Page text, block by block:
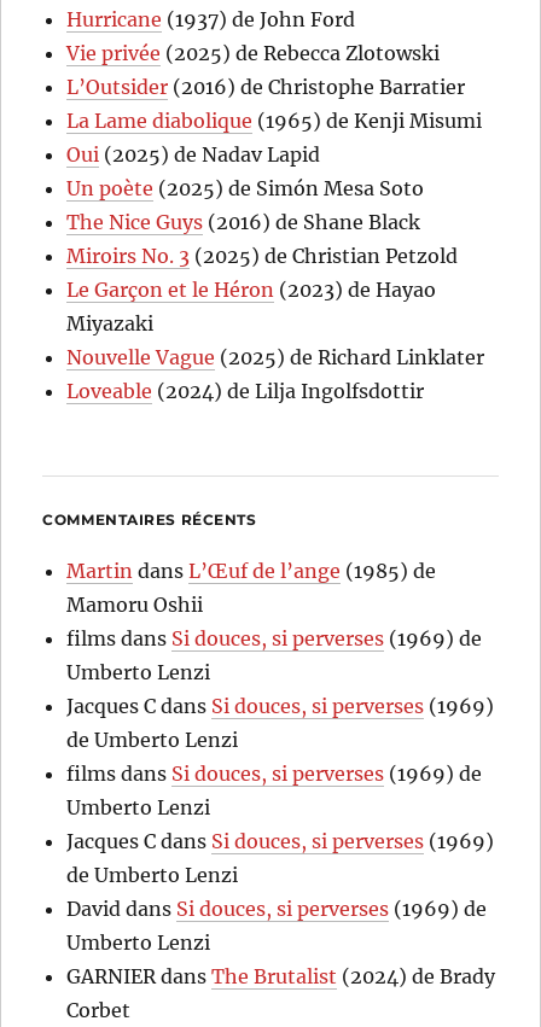
Hurricane (1937) de John Ford
Vie privée (2025) de Rebecca Zlotowski
L’Outsider (2016) de Christophe Barratier
La Lame diabolique (1965) de Kenji Misumi
Oui (2025) de Nadav Lapid
Un poète (2025) de Simón Mesa Soto
The Nice Guys (2016) de Shane Black
Miroirs No. 3 (2025) de Christian Petzold
Le Garçon et le Héron (2023) de Hayao
Miyazaki
Nouvelle Vague (2025) de Richard Linklater
Loveable (2024) de Lilja Ingolfsdottir
COMMENTAIRES RÉCENTS
Martin dansL’Œuf de l’ange (1985) de
Mamoru Oshii
films dans Si douces, si perverses (1969) de
Umberto Lenzi
Jacques C dans Si douces, si perverses (1969)
de Umberto Lenzi
films dans Si douces, si perverses (1969) de
Umberto Lenzi
Jacques C dans Si douces, si perverses (1969)
de Umberto Lenzi
David dans Si douces, si perverses (1969) de
Umberto Lenzi
GARNIERdansThe Brutalist (2024) de Brady
Corbet